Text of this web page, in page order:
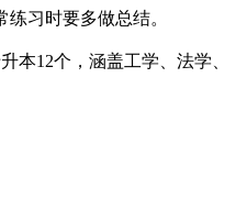
习时要多做总结。
本12个，涵盖工学、法学、